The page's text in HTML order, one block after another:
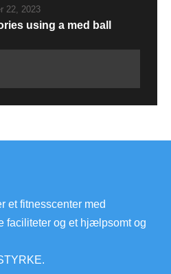
22, 2023
using a med ball
et fitnesscenter med
faciliteter og et hjælpsomt og